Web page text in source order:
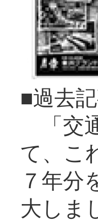
■過去
「交
て、こ
７年分
大